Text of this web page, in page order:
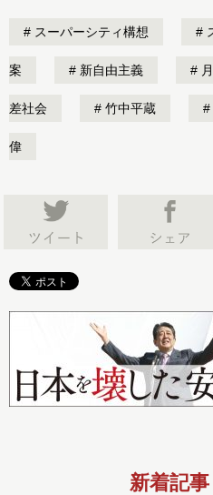
スーパーシティ構想
案 新自由主義
差社会 竹中平蔵
偉
新着記事